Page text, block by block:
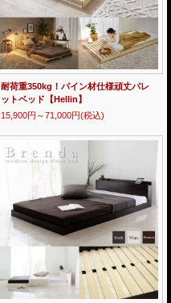
耐荷重350kg！パイン材仕様頑丈パレ
ットベッド【Hellin】
15,900円～71,000円(税込)